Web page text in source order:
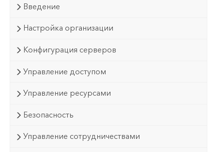
Введение
Настройка организации
Конфигурация серверов
Управление доступом
Управление ресурсами
Безопасность
Управление сотрудничествами